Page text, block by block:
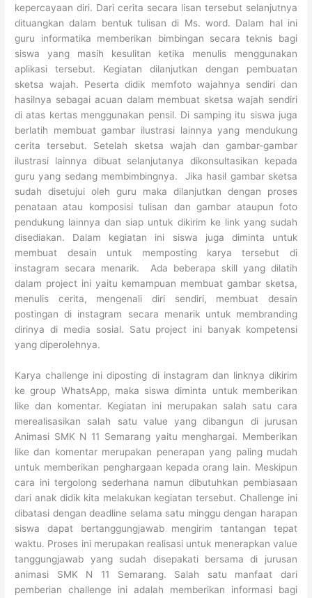
kepercayaan diri. Dari cerita secara lisan tersebut selanjutnya
dituangkan dalam bentuk tulisan di Ms. word. Dalam hal ini
guru informatika memberikan bimbingan secara teknis bagi
siswa yang masih kesulitan ketika menulis menggunakan
aplikasi tersebut. Kegiatan dilanjutkan dengan pembuatan
sketsa wajah. Peserta didik memfoto wajahnya sendiri dan
hasilnya sebagai acuan dalam membuat sketsa wajah sendiri
di atas kertas menggunakan pensil. Di samping itu siswa juga
berlatih membuat gambar ilustrasi lainnya yang mendukung
cerita tersebut. Setelah sketsa wajah dan gambar-gambar
ilustrasi lainnya dibuat selanjutanya dikonsultasikan kepada
guru yang sedang membimbingnya. Jika hasil gambar sketsa
sudah disetujui oleh guru maka dilanjutkan dengan proses
penataan atau komposisi tulisan dan gambar ataupun foto
pendukung lainnya dan siap untuk dikirim ke link yang sudah
disediakan. Dalam kegiatan ini siswa juga diminta untuk
membuat desain untuk memposting karya tersebut di
instagram secara menarik. Ada beberapa skill yang dilatih
dalam project ini yaitu kemampuan membuat gambar sketsa,
menulis cerita, mengenali diri sendiri, membuat desain
postingan di instagram secara menarik untuk membranding
dirinya di media sosial. Satu project ini banyak kompetensi
yang diperolehnya.
Karya challenge ini diposting di instagram dan linknya dikirim
ke group WhatsApp, maka siswa diminta untuk memberikan
like dan komentar. Kegiatan ini merupakan salah satu cara
merealisasikan salah satu value yang dibangun di jurusan
Animasi SMK N 11 Semarang yaitu menghargai. Memberikan
like dan komentar merupakan penerapan yang paling mudah
untuk memberikan penghargaan kepada orang lain. Meskipun
cara ini tergolong sederhana namun dibutuhkan pembiasaan
dari anak didik kita melakukan kegiatan tersebut. Challenge ini
dibatasi dengan deadline selama satu minggu dengan harapan
siswa dapat bertanggungjawab mengirim tantangan tepat
waktu. Proses ini merupakan realisasi untuk menerapkan value
tanggungjawab yang sudah disepakati bersama di jurusan
animasi SMK N 11 Semarang. Salah satu manfaat dari
pemberian challenge ini adalah memberikan informasi bagi